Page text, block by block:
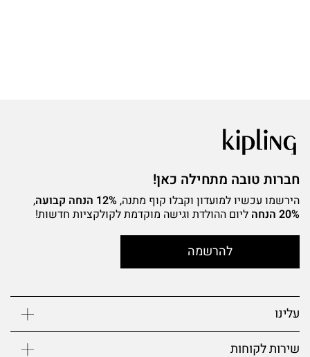
חברות טובה מתחילה כאן!
הירשמו עכשיו למועדון וקבלו קוף מתנה, 12% הנחה קבועה
,
20% הנחה
ליום ההולדת וגישה מוקדמת לקולקציות חדשות!
להרשמה
עלינו
שירות לקוחות